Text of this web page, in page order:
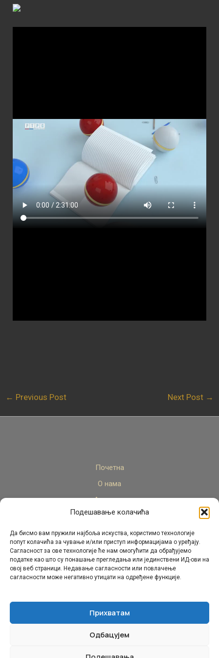
Подешавање колачића
Да бисмо вам пружили најбоља искуства, користимо технологије
попут колачића за чување и/или приступ информацијама о уређају.
Сагласност за ове технологије ће нам омогућити да обрађујемо
податке као што су понашање прегледања или јединствени ИД-ови на
овој веб страници. Недавање сагласности или повлачење
сагласности може негативно утицати на одређене функције.
Прихватам
Одбацујем
← Previous Post Next Post →
Почетна
О нама
Актуелно
Стручни кадар
Пројекти
Архива
Контакт
© Републички педагошки завод Републике Српске.